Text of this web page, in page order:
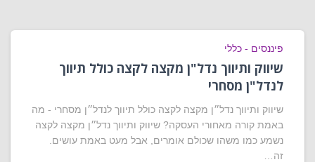
פיננסים - כללי
שיווק ותיווך נדל"ן מקצה לקצה כולל תיווך
לנדל"ן מסחרי
שיווק ותיווך נדל״ן מקצה לקצה כולל תיווך לנדל״ן מסחרי - מה
באמת קורה מאחורי העסקה? שיווק ותיווך נדל״ן מקצה לקצה
נשמע כמו משהו שכולם אומרים, אבל מעט באמת עושים.
זה…